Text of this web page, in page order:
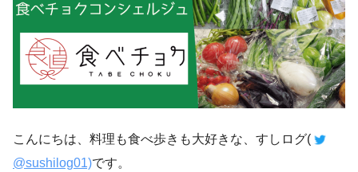
こんにちは、料理も食べ歩きも大好きな、すしログ(
@sushilog01)です。